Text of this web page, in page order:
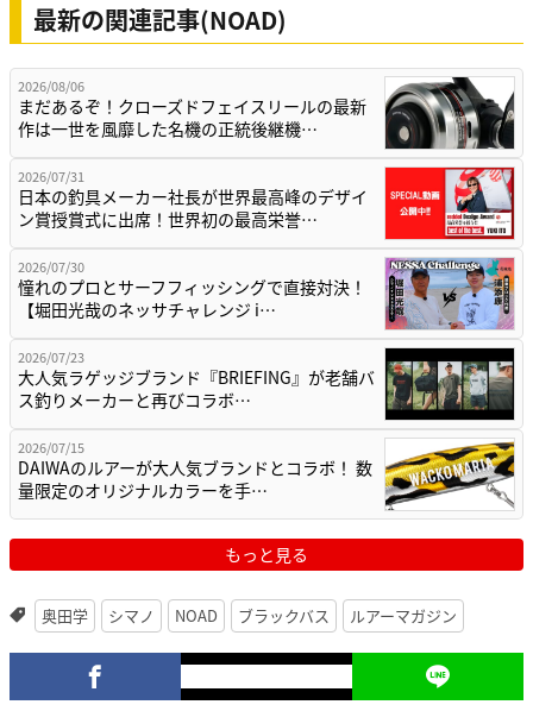
最新の関連記事(NOAD)
2026/08/06
まだあるぞ！クローズドフェイスリールの最新
作は一世を風靡した名機の正統後継機…
2026/07/31
日本の釣具メーカー社長が世界最高峰のデザイ
ン賞授賞式に出席！世界初の最高栄誉…
2026/07/30
憧れのプロとサーフフィッシングで直接対決！
【堀田光哉のネッサチャレンジ i…
2026/07/23
大人気ラゲッジブランド『BRIEFING』が老舗バ
ス釣りメーカーと再びコラボ…
2026/07/15
DAIWAのルアーが大人気ブランドとコラボ！ 数
量限定のオリジナルカラーを手…
もっと見る
奥田学 シマノ NOAD ブラックバス ルアーマガジン